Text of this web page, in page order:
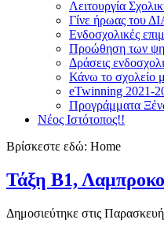
Λειτουργία
Γίνε ήρωας του
Ενδοσχολικές
Προώθηση των
Δράσεις
Κάνω το σχολείο
eTwinning 2021-
Προγράμματα
Νέος Ιστότοπος!!
Βρίσκεστε εδώ: Home
Τάξη Β1,
Δημοσιεύτηκε στις